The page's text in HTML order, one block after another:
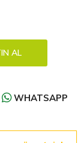
WHATSAPP